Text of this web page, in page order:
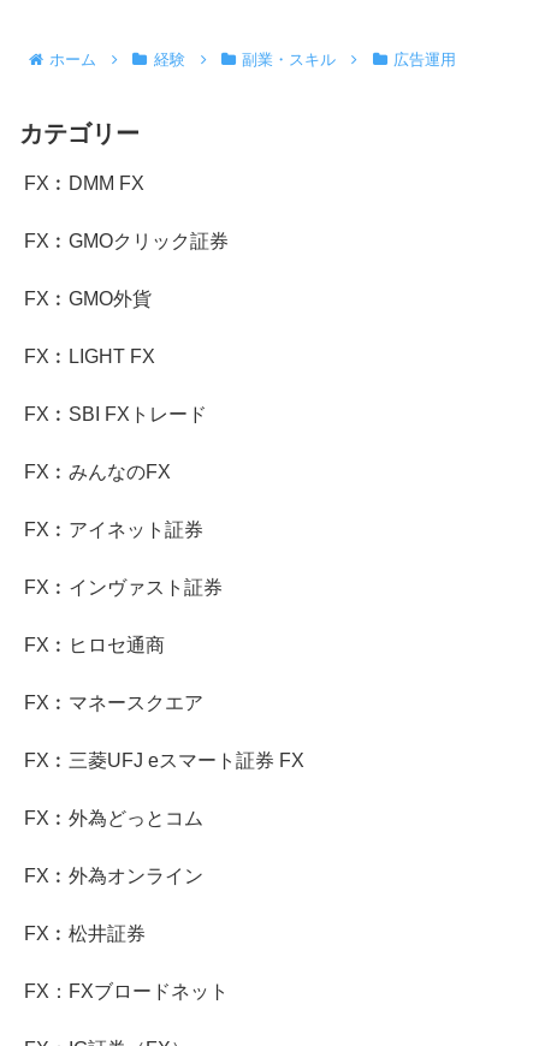
ホーム 経験 副業・スキル 広告運用
カテゴリー
FX︰DMM FX
FX︰GMOクリック証券
FX︰GMO外貨
FX︰LIGHT FX
FX︰SBI FXトレード
FX︰みんなのFX
FX︰アイネット証券
FX︰インヴァスト証券
FX︰ヒロセ通商
FX︰マネースクエア
FX︰三菱UFJ eスマート証券 FX
FX︰外為どっとコム
FX︰外為オンライン
FX︰松井証券
FX：FXブロードネット